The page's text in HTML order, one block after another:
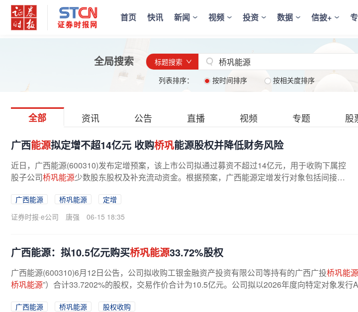
首页 快讯 新闻 视频 投资 数据 信披+
全局搜索 标题搜索
列表排序： 按时间排序 按相关度排序
全部 资讯 公告 直播 视频 专题 股
广西能源拟定增不超14亿元 收购桥巩能源股权并降低财务风险
近日，广西能源(600310)发布定增预案，该上市公司拟通过募资不超过14亿元，用于收购下属控
股子公司桥巩能源少数股东股权及补充流动资金。根据预案，广西能源定增发行对象包括间接控
广西能源 桥巩能源
定增
证券时报·e公司
唐强 06-15 18:35
广西能源：拟10.5亿元购买桥巩能源33.72%股权
广西能源(600310)6月12日公告，公司拟收购工银金融资产投资有限公司等持有的广西广投桥巩能源
桥巩能源”）合计33.7202%的股权，交易作价合计为10.5亿元。公司拟以2026年度向特定对象发行
广西能源 桥巩能源
股权收购